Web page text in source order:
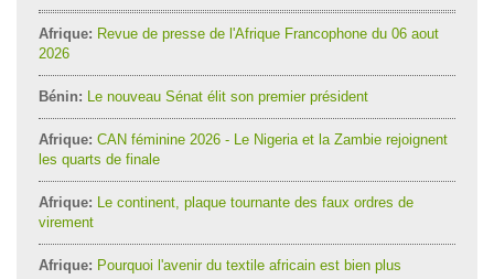
Afrique: Revue de presse de l'Afrique Francophone du 06 aout
2026
Bénin: Le nouveau Sénat élit son premier président
Afrique: CAN féminine 2026 - Le Nigeria et la Zambie rejoignent
les quarts de finale
Afrique: Le continent, plaque tournante des faux ordres de
virement
Afrique: Pourquoi l'avenir du textile africain est bien plus